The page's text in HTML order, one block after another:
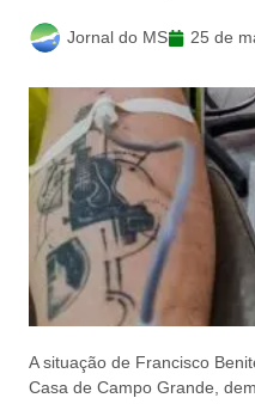
Jornal do MS 25 de
A situação de Francisco
Casa de Campo Grande,